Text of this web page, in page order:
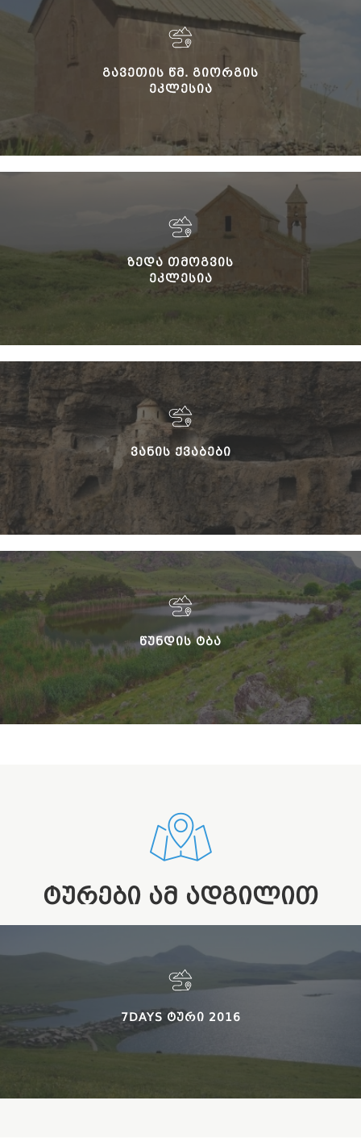
ᲒᲐᲕᲔᲗᲘᲡ ᲬᲛ. ᲒᲘᲝᲠᲒᲘᲡ
ᲔᲙᲚᲔᲡᲘᲐ
ᲖᲔᲓᲐ ᲗᲛᲝᲒᲕᲘᲡ
ᲔᲙᲚᲔᲡᲘᲐ
ᲕᲐᲜᲘᲡ ᲥᲕᲐᲑᲔᲑᲘ
ᲬᲣᲜᲓᲘᲡ ᲢᲑᲐ
ᲢᲣᲠᲔᲑᲘ ᲐᲛ ᲐᲓᲒᲘᲚᲘᲗ
7DAYS ᲢᲣᲠᲘ 2016